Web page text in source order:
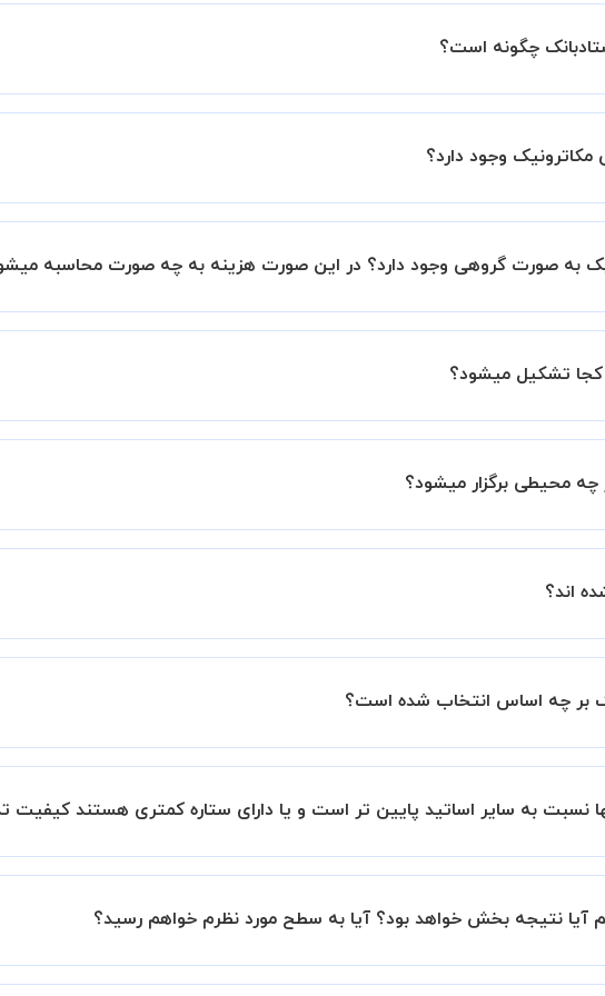
چگونه است؟
نداشته اید این اطمینان خاطر را به شما میدهیم که استاد شما پیش از جلسه
وجود دارد؟
کلاس با استاد هماهنگ کنید.
به صورت گروهی وجود دارد؟ در این صورت هزینه به چه صورت محاسبه
خصوصی هستند اما در صورتیکه مایل هستید کلاس ها را در کنار
کجا تشکیل میشود؟
به صورت توافقی بین شما و استاد تعیین خواهد شد.
را انجام دهید.
چه محیطی برگزار میشود؟
کانکت برگزار میشود.
اند؟
تمامی اساتید را بررسی میکند. در صورت رضایت از شیوه تدریس، استاد
بر چه اساس انتخاب شده است؟
بر اساس ستاره آنها در سامانه استادبانک می باشد.
نسبت به سایر اساتید پایین تر است و یا دارای ستاره کمتری هستند کیفیت
است حتی این موضوع در بخش نظرات ثبت شده شاگردان آنها نیز مشهود
آیا نتیجه بخش خواهد بود؟ آیا به سطح مورد نظرم خواهم رسید؟
معرفی می کنیم تا در کنار تلاش شما این اتفاق بیفتد و کلاس نتیجه بخش